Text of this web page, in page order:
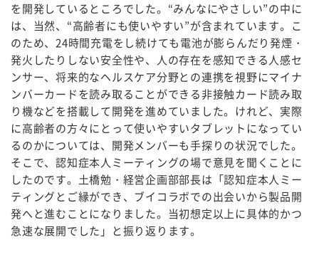
を開発しているところでした。“みんなにやさしい”の中に
は、当然、“高齢者にも使いやすい”が含まれています。こ
のため、24時間充電をし続けても電池が膨らんだり発煙・
発火したりしない安全性や、人の存在を感知できる人感セ
ンサー、将来的なヘルスケア分野との連携を視野にマイナ
ンバーカードを読み取ることができる非接触カード読み取
り機などを搭載して開発を進めていました。けれど、実際
に高齢者の方々にとって使いやすいタブレットになってい
るのかについては、開発メンバーも手探りの状況でした。
そこで、認知症本人ミーティングの場で意見を聞くことに
したのです。土橋勉・経営企画部部長は「認知症本人ミー
ティングとご縁ができ、ブイコラボでの出会いから製品開
発へと進むことになりました。当初想定以上に具体的かつ
急速な展開でした」と振り返ります。